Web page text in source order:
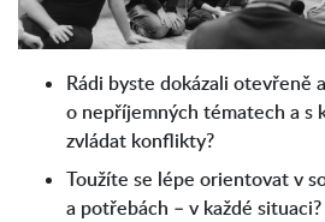
Rádi byste dokázali otevřeně
o nepříjemných tématech a s
zvládat konflikty?
Toužíte se lépe orientovat v
a potřebách – v každé situaci?